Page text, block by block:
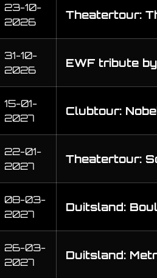
23-10-
2026
Theatertour:
31-10-
2026
EWF tribute
15-01-
2027
Clubtour:
22-01-
2027
Theatertour:
08-03-
2027
Duitsland:
26-03-
2027
Duitsland: